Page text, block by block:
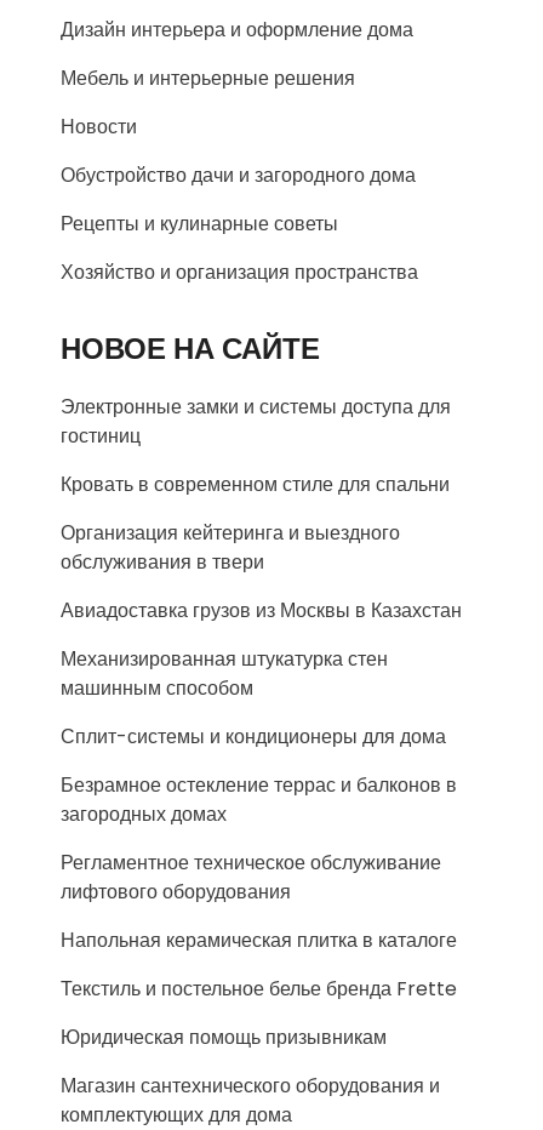
Дизайн интерьера и оформление дома
Мебель и интерьерные решения
Новости
Обустройство дачи и загородного дома
Рецепты и кулинарные советы
Хозяйство и организация пространства
НОВОЕ НА САЙТЕ
Электронные замки и системы доступа для
гостиниц
Кровать в современном стиле для спальни
Организация кейтеринга и выездного
обслуживания в твери
Авиадоставка грузов из Москвы в Казахстан
Механизированная штукатурка стен
машинным способом
Сплит-системы и кондиционеры для дома
Безрамное остекление террас и балконов в
загородных домах
Регламентное техническое обслуживание
лифтового оборудования
Напольная керамическая плитка в каталоге
Текстиль и постельное белье бренда Frette
Юридическая помощь призывникам
Магазин сантехнического оборудования и
комплектующих для дома